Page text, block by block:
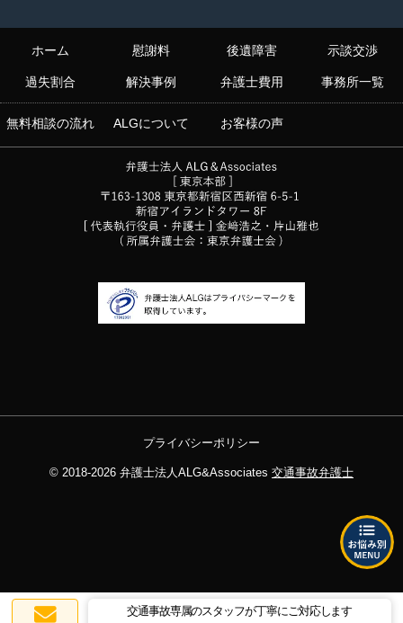
交通事故専属のスタッフが丁寧にご対応します
ホーム 慰謝料 後遺障害 示談交渉
過失割合 解決事例 弁護士費用 事務所一覧
無料相談の流れ ALGについて お客様の声
プライバシーポリシー
© 2018-2026 弁護士法人ALG&Associates 交通事故弁護士